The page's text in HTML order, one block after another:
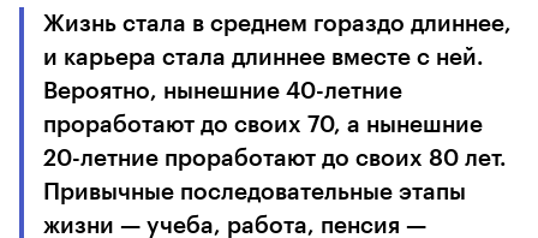
Жизнь стала в среднем гораздо длиннее,
и карьера стала длиннее вместе с ней.
Вероятно, нынешние 40-летние
проработают до своих 70, а нынешние
20-летние проработают до своих 80 лет.
Привычные последовательные этапы
жизни — учеба, работа, пенсия —